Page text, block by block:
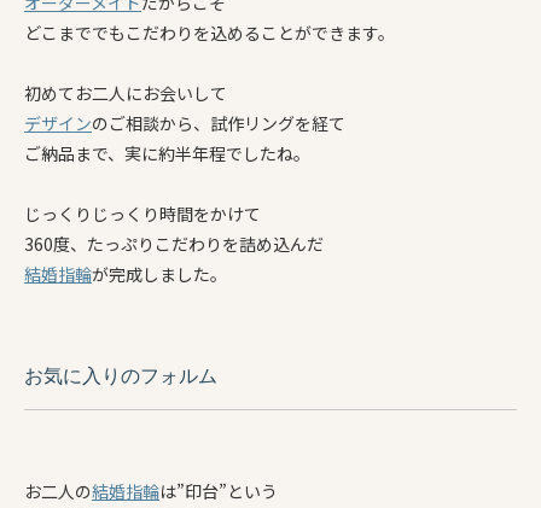
どこまででもこだわりを込めることができます。
初めてお二人にお会いして
デザインのご相談から、試作リングを経て
ご納品まで、実に約半年程でしたね。
じっくりじっくり時間をかけて
360度、たっぷりこだわりを詰め込んだ
結婚指輪が完成しました。
お気に入りのフォルム
お二人の結婚指輪は”印台”という